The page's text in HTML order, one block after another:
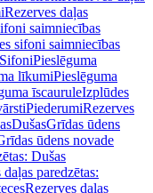
Rezerves daļas
saimniecības
sifoni saimniecības
Pieslēguma
līkumiPieslēguma
īscauruleIzplūdes
PiederumiRezerves
DušasGrīdas ūdens
ūdens novade
Dušas
paredzētas:
Rezerves daļas